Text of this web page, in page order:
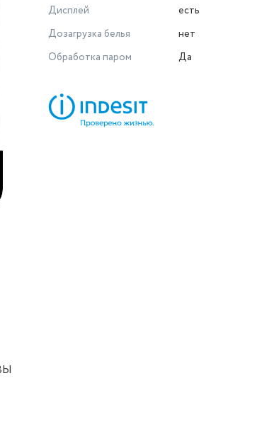
Дисплей
есть
Дозагрузка белья
нет
Обработка паром
Да